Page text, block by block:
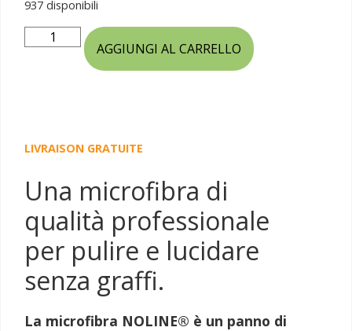
937 disponibili
AGGIUNGI AL CARRELLO
LIVRAISON GRATUITE
Una microfibra di
qualità professionale
per pulire e lucidare
senza graffi.
La microfibra NOLINE® è un panno di